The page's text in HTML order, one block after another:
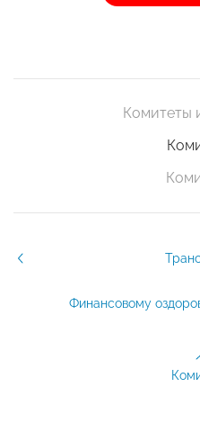
Комитеты
Финансовому